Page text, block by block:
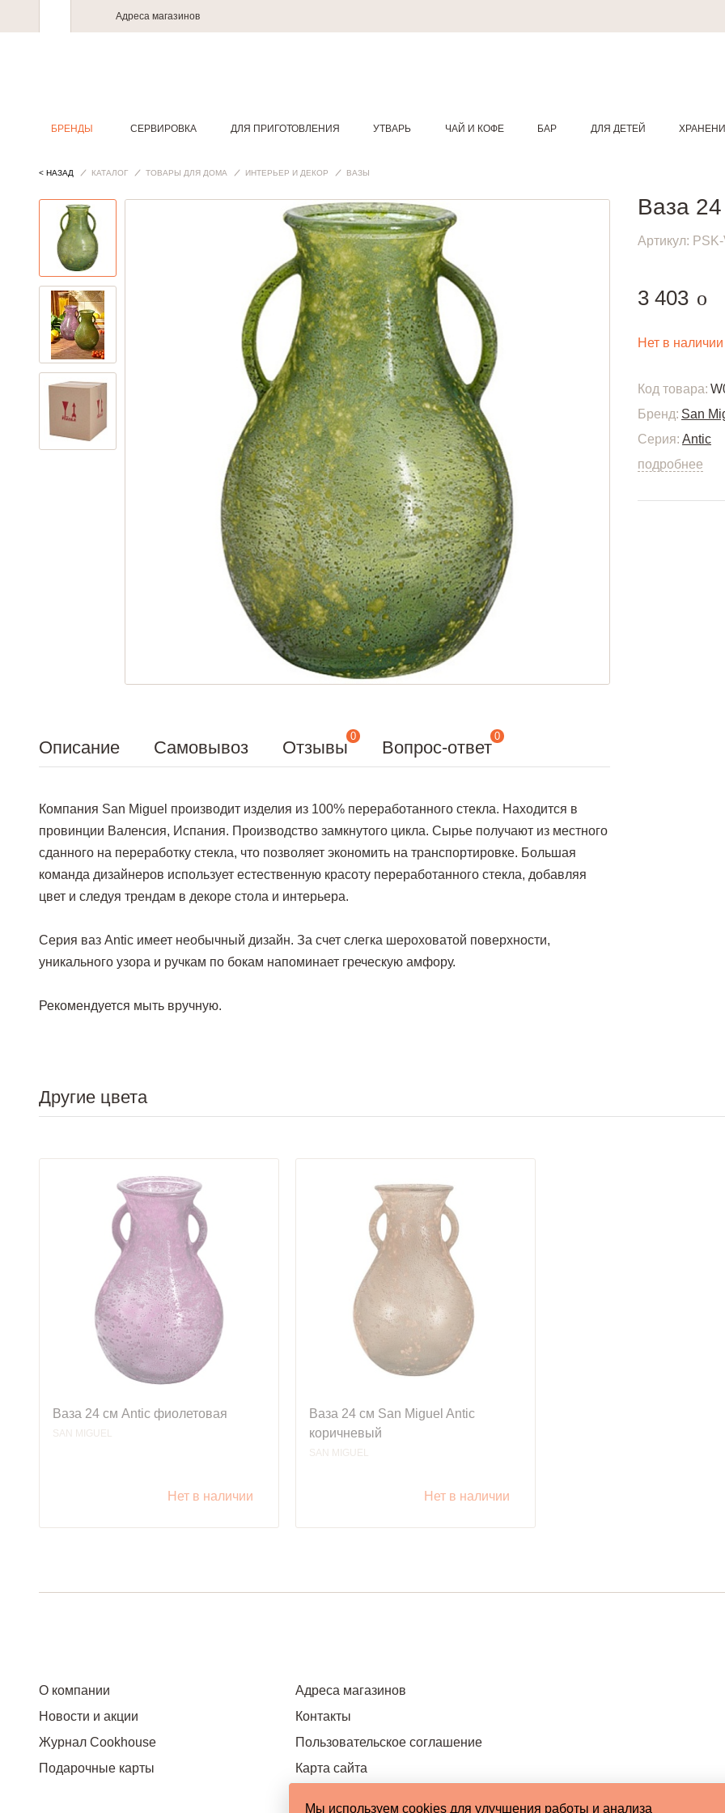
Адреса магазинов
БРЕНДЫ СЕРВИРОВКА ДЛЯ ПРИГОТОВЛЕНИЯ УТВАРЬ ЧАЙ И КОФЕ БАР ДЛЯ ДЕТЕЙ
< НАЗАД КАТАЛОГ ТОВАРЫ ДЛЯ ДОМА ИНТЕРЬЕР И ДЕКОР ВАЗЫ
Описание Самовывоз Отзывы
0
Вопрос-ответ
0
Компания San Miguel производит изделия из 100% переработанного стекла. Находится в
провинции Валенсия, Испания. Производство замкнутого цикла. Сырье получают из местного
сданного на переработку стекла, что позволяет экономить на транспортировке. Большая
команда дизайнеров использует естественную красоту переработанного стекла, добавляя
цвет и следуя трендам в декоре стола и интерьера.
Серия ваз Antic имеет необычный дизайн. За счет слегка шероховатой поверхности,
уникального узора и ручкам по бокам напоминает греческую амфору.
Рекомендуется мыть вручную.
Ваза
Артикул:
3 403 руб.
o
Нет в наличии
Код товара:
Бренд: San
Серия: Antic
подробнее
Другие цвета
Ваза 24 см Antic фиолетовая
SAN MIGUEL
Нет в наличии
Ваза 24 см San Miguel Antic
коричневый
SAN MIGUEL
Нет в наличии
О компании
Новости и акции
Журнал Cookhouse
Подарочные карты
Адреса магазинов
Контакты
Пользовательское соглашение
Карта сайта
Мы используем cookies для улучшения работы и анализа